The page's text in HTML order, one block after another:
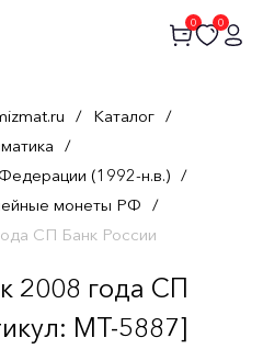
0 0
/ Каталог /
/
(1992-н.в.) /
монеты РФ /
СП Банк России
2008 года СП
MT-5887]